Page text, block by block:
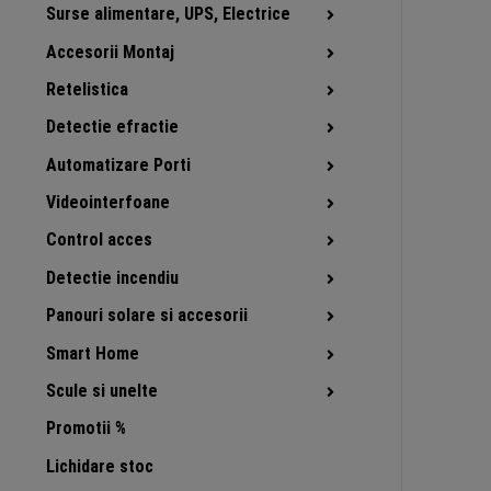
Surse alimentare, UPS, Electrice
Accesorii Montaj
Retelistica
Detectie efractie
Automatizare Porti
Videointerfoane
Control acces
Detectie incendiu
Panouri solare si accesorii
Smart Home
Scule si unelte
Promotii %
Lichidare stoc